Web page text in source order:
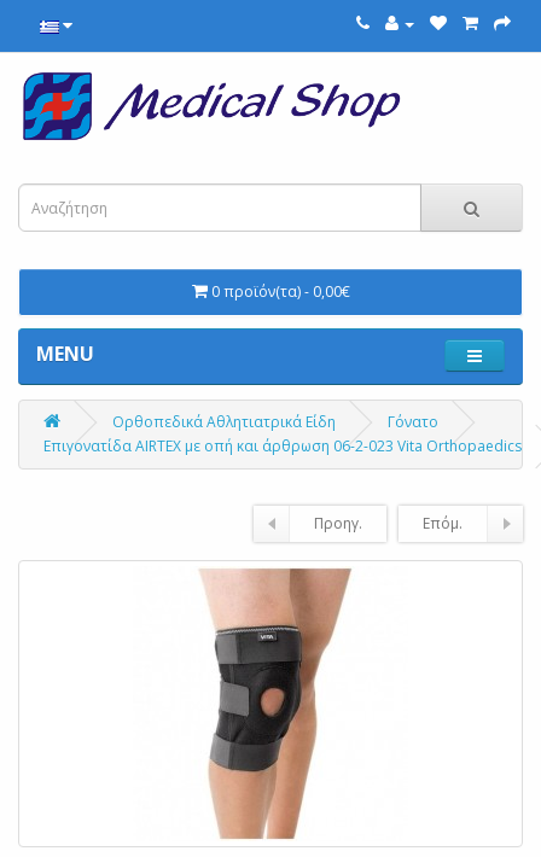
0 προϊόν(τα) - 0,00€
MENU
Ορθοπεδικά Αθλητιατρικά Είδη
Γόνατο
Επιγονατίδα AIRTEX με οπή και άρθρωση 06-2-023 Vita Orthopaedics
Προηγ. Επόμ.